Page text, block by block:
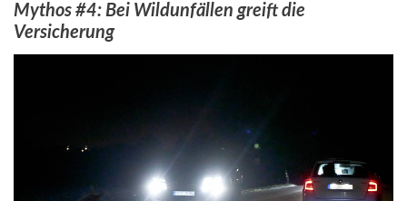
Mythos #4: Bei Wildunfällen greift die
Versicherung